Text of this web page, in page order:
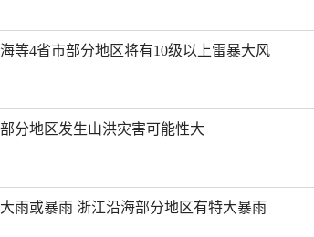
等4省市部分地区将有10级以上雷暴大风
分地区发生山洪灾害可能性大
雨或暴雨 浙江沿海部分地区有特大暴雨